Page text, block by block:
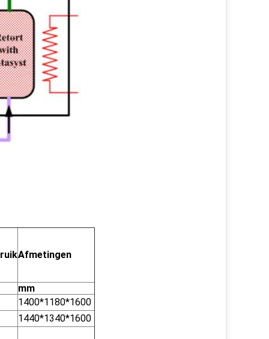
Afmetingen
mm
1400*1180*1600
1440*1340*1600